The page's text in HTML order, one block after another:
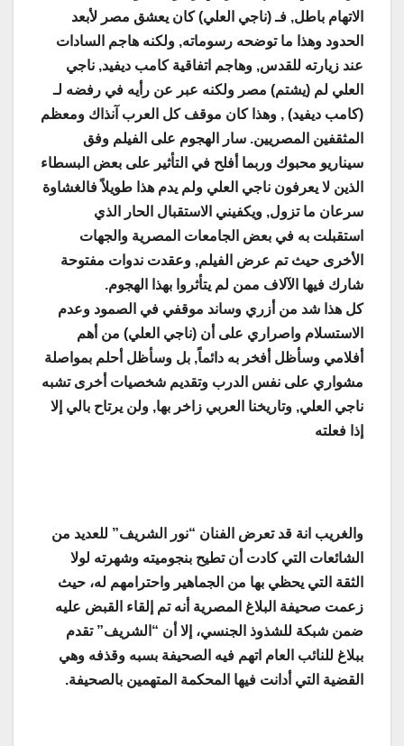
الاتهام باطل, فـ (ناجي العلي) كان يعشق مصر لأبعد
الحدود وهذا ما توضحه رسوماته, ولكنه هاجم السادات
عند زيارته للقدس, وهاجم اتفاقية كامب ديفيد, ناجي
العلي لم (يشتم) مصر ولكنه عبر عن رأيه في رفضه لـ
(كامب ديفيد) , وهذا كان موقف كل العرب آنذاك ومعظم
المثقفين المصريين. سار الهجوم على الفيلم وفق
سيناريو محبوك وربما أفلح في التأثير على بعض البسطاء
الذين لا يعرفون ناجي العلي ولم يدم هذا طويلاً فالغشاوة
سرعان ما تزول, ويكفيني الاستقبال الحار الذي
استقبلت به في بعض الجامعات المصرية والجهات
الأخرى حيث تم عرض الفيلم, وعقدت ندوات مفتوحة
شارك فيها الآلاف ممن لم يتأثروا بهذا الهجوم.
كل هذا شد من أزري وساند موقفي في الصمود وعدم
الاستسلام واصراري على أن (ناجي العلي) من أهم
أفلامي وسأظل أفخر به دائماً, بل وسأظل أحلم بمواصلة
مشواري على نفس الدرب وتقديم شخصيات أخرى تشبه
ناجي العلي, وتاريخنا العربي زاخر بها, ولن يرتاح بالي إلا
إذا فعلته
والغريب انة قد تعرض الفنان “نور الشريف” للعديد من
الشائعات التي كادت أن تطيح بنجوميته وشهرته لولا
الثقة التي يحظي بها من الجماهير واحترامهم له، حيث
زعمت صحيفة البلاغ المصرية أنه تم إلقاء القبض عليه
ضمن شبكة للشذوذ الجنسي، إلا أن “الشريف” تقدم
ببلاغ للنائب العام اتهم فيه الصحيفة بسبه وقذفه وهي
القضية التي أدانت فيها المحكمة المتهمين بالصحيفة.